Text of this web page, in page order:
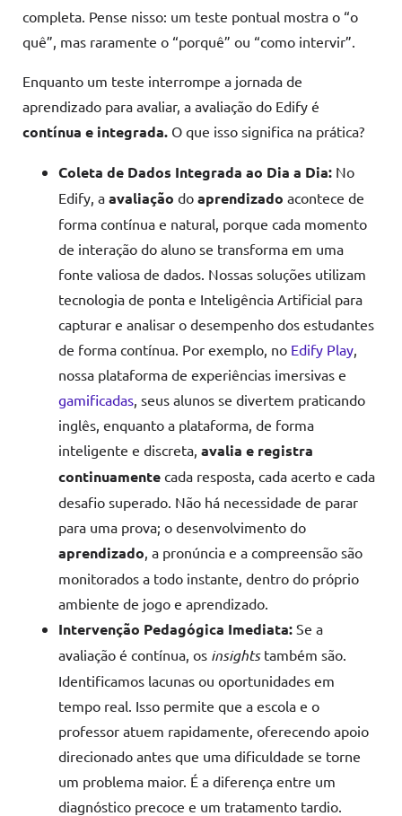
completa. Pense nisso: um teste pontual mostra o “o
quê”, mas raramente o “porquê” ou “como intervir”.
Enquanto um teste interrompe a jornada de
aprendizado para avaliar, a avaliação do Edify é
contínua e integrada. O que isso significa na prática?
Coleta de Dados Integrada ao Dia a Dia: No
Edify, a avaliação do aprendizado acontece de
forma contínua e natural, porque cada momento
de interação do aluno se transforma em uma
fonte valiosa de dados. Nossas soluções utilizam
tecnologia de ponta e Inteligência Artificial para
capturar e analisar o desempenho dos estudantes
de forma contínua. Por exemplo, no Edify Play
nossa plataforma de experiências imersivas e
gamificadas , seus alunos se divertem praticando
inglês, enquanto a plataforma, de forma
inteligente e discreta, avalia e registra
continuamente cada resposta, cada acerto e cada
desafio superado. Não há necessidade de parar
para uma prova; o desenvolvimento do
aprendizado , a pronúncia e a compreensão são
monitorados a todo instante, dentro do próprio
ambiente de jogo e aprendizado.
Intervenção Pedagógica Imediata: Se a
avaliação é contínua, os insightstambém são.
Identificamos lacunas ou oportunidades em
tempo real. Isso permite que a escola e o
professor atuem rapidamente, oferecendo apoio
direcionado antes que uma dificuldade se torne
um problema maior. É a diferença entre um
diagnóstico precoce e um tratamento tardio.